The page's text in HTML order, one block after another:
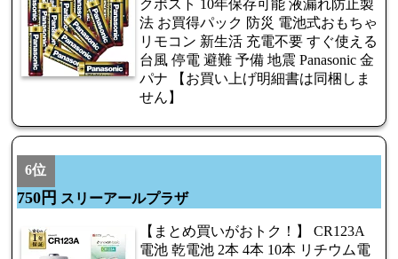
クポスト 10年保存可能 液漏れ防止製
法 お買得パック 防災 電池式おもちゃ
リモコン 新生活 充電不要 すぐ使える
台風 停電 避難 予備 地震 Panasonic 金
パナ 【お買い上げ明細書は同梱しま
せん】
6位
750円 スリーアールプラザ
【まとめ買いがおトク！】 CR123A
電池 乾電池 2本 4本 10本 リチウム電